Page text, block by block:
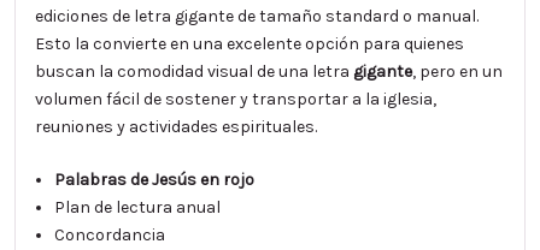
ediciones de letra gigante de tamaño standard o manual.
Esto la convierte en una excelente opción para quienes
buscan la comodidad visual de una letra gigante, pero en un
volumen fácil de sostener y transportar a la iglesia,
reuniones y actividades espirituales.
Palabras de Jesús en rojo
Plan de lectura anual
Concordancia